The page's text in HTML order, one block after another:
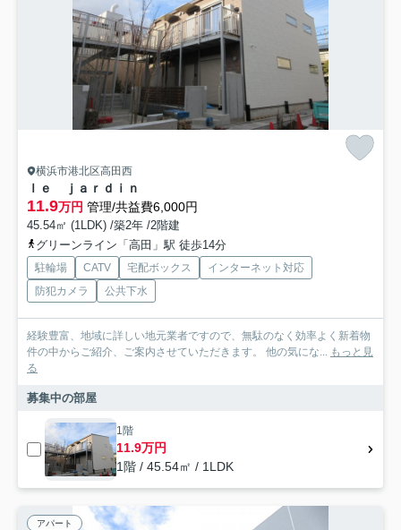
横浜市港北区高田西
ｌｅ ｊａｒｄｉｎ
11.9万円 管理/共益費6,000円
45.54㎡ (1LDK) /築2年 /2階建
グリーンライン「高田」駅 徒歩14分
駐輪場 CATV 宅配ボックス
インターネット対応
防犯カメラ
公共下水
経験豊富、地域に詳しい地元業者ですので、無駄のなく効率よく新着物
件の中からご紹介、ご案内させていただきます。 他の気にな... もっと見
る
募集中の部屋
1階
11.9万円
1階 / 45.54㎡ / 1LDK
アパート